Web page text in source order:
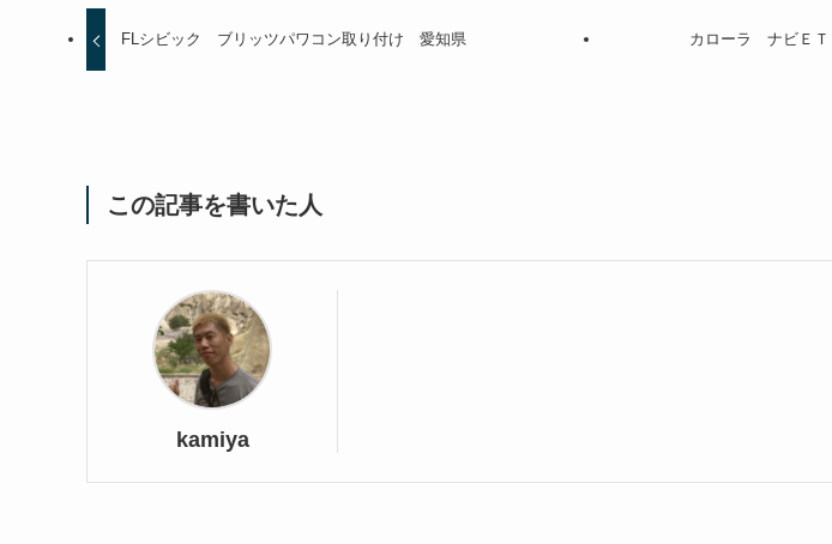
FLシビック ブリッツパワコン取り付け 愛知県 カローラ ナビＥ
この記事を書いた人
kamiya